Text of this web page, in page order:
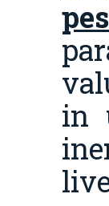
in